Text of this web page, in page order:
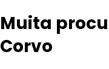
Muita
Corvo